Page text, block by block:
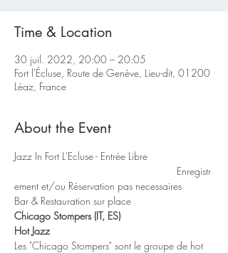
Time & Location
30 juil. 2022, 20:00 – 20:05
Fort l'Écluse, Route de Genève, Lieu-dit, 01200
Léaz, France
About the Event
Jazz In Fort L'Ecluse - Entrée Libre
Enregistr
ement et/ou Réservation pas necessaires
Bar & Restauration sur place
Chicago Stompers (IT, ES)
Hot Jazz
Les "Chicago Stompers" sont le groupe de hot